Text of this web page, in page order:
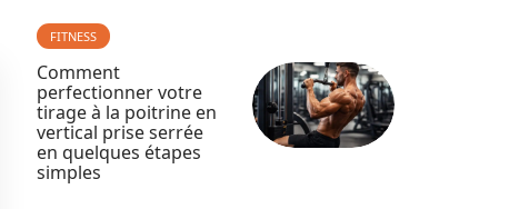
FITNESS
Comment
perfectionner votre
tirage à la poitrine en
vertical prise serrée
en quelques étapes
simples